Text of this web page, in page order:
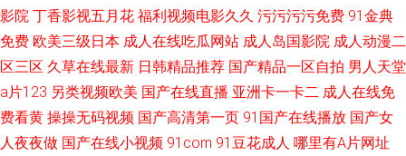
影院 丁香影视五月花 福利视频电影久久 污污污污免费 91金典
免费 欧美三级日本 成人在线吃瓜网站 成人岛国影院 成人动漫二
区三区 久草在线最新 日韩精品推荐 国产精品一区自拍 男人天堂
a片123 另类视频欧美 国产在线直播 亚洲卡一卡二 成人在线免
费看黄 操操无码视频 国产高清第一页 91国产在线播放 国产女
人夜夜做 国产在线小视频 91com 91豆花成人 哪里有A片网址